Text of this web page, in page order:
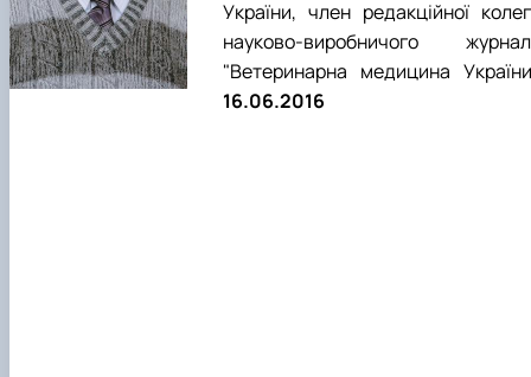
України, член редакційної
науково-виробничого
"Ветеринарна медицина
16.06.2016